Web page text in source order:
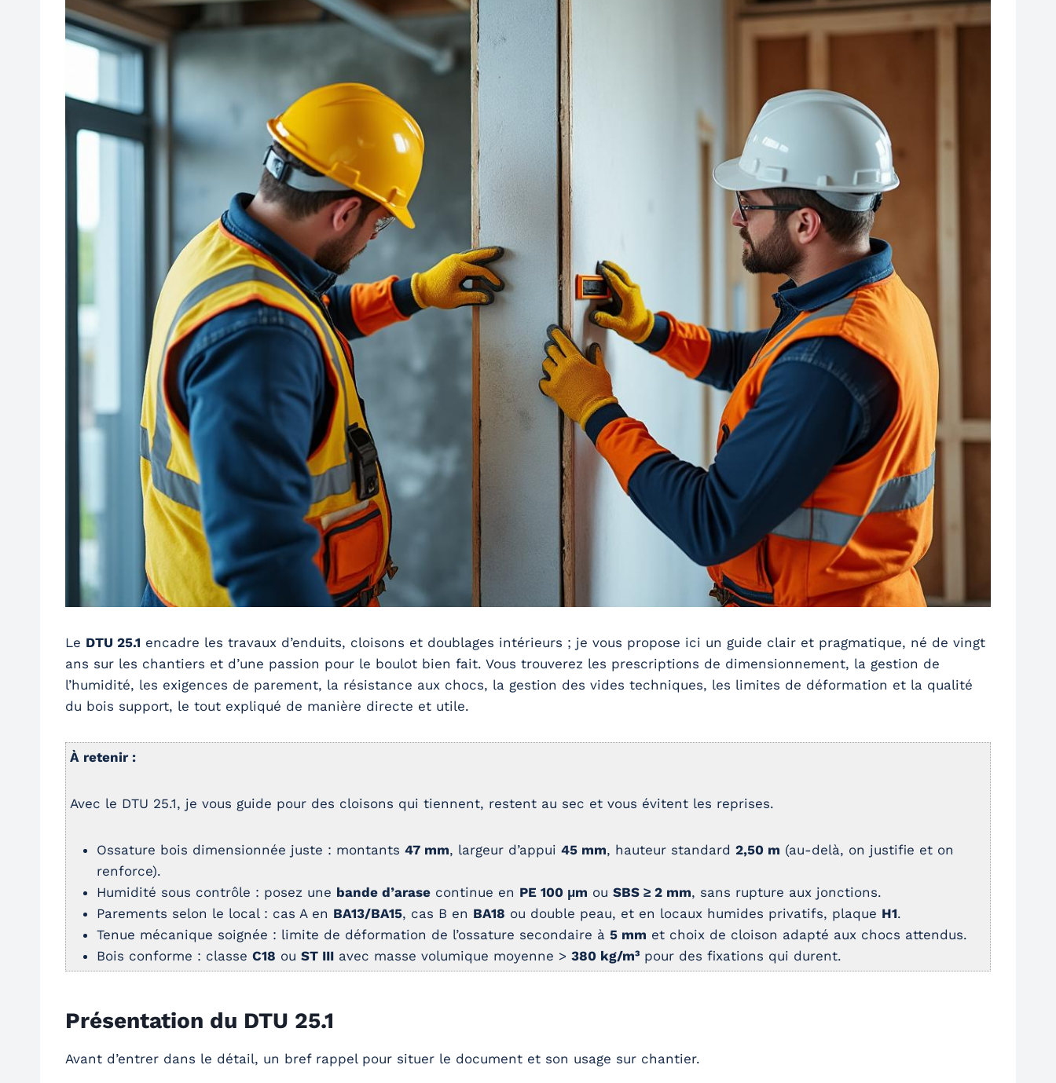
Le DTU 25.1 encadre les travaux d’enduits, cloisons et doublages intérieurs ; je vous propose ici un guide clair et pragmatique, né de vingt
ans sur les chantiers et d’une passion pour le boulot bien fait. Vous trouverez les prescriptions de dimensionnement, la gestion de
l’humidité, les exigences de parement, la résistance aux chocs, la gestion des vides techniques, les limites de déformation et la qualité
du bois support, le tout expliqué de manière directe et utile.
À retenir :
Avec le DTU 25.1, je vous guide pour des cloisons qui tiennent, restent au sec et vous évitent les reprises.
Ossature bois dimensionnée juste : montants 47 mm, largeur d’appui 45 mm, hauteur standard 2,50 m (au-delà, on justifie et on
renforce).
Humidité sous contrôle : posez une bande d’arase continue en PE 100 μm ou SBS ≥ 2 mm, sans rupture aux jonctions.
Parements selon le local : cas A en BA13/BA15, cas B en BA18 ou double peau, et en locaux humides privatifs, plaque H1.
Tenue mécanique soignée : limite de déformation de l’ossature secondaire à 5 mm et choix de cloison adapté aux chocs attendus.
Bois conforme : classe C18 ou ST III avec masse volumique moyenne > 380 kg/m³ pour des fixations qui durent.
Présentation du DTU 25.1
Avant d’entrer dans le détail, un bref rappel pour situer le document et son usage sur chantier.